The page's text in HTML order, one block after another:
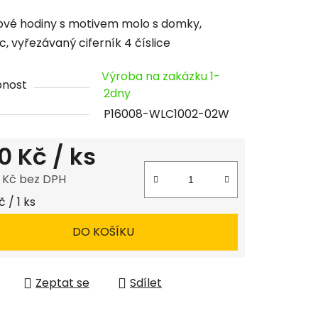
hodiny s motivem molo s domky,
vyřezávaný ciferník 4 číslice
Výroba na zakázku 1-
2dny
P16008-WLC1002-02W
Kč / ks
Kč bez DPH
cena:
/ 1 ks
DO KOŠÍKU
Zeptat se Sdílet